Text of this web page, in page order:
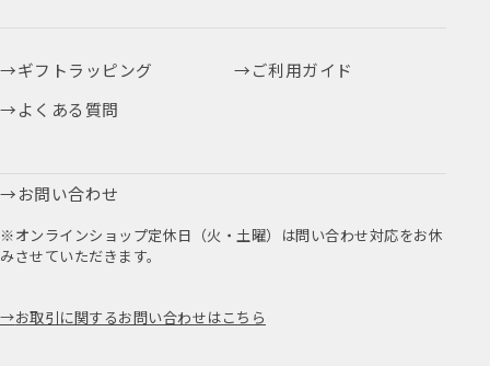
ギフトラッピング
ご利用ガイド
よくある質問
お問い合わせ
※オンラインショップ定休日（火・土曜）は問い合わせ対応をお休
みさせていただきます。
お取引に関するお問い合わせはこちら